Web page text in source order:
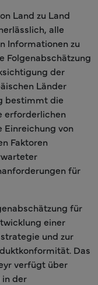
Land zu Land
alle
Informationen zu
Folgenabschätzung
der
Länder
bestimmt die
erforderlichen
von
Faktoren
für
für
einer
und zur
Das
verfügt über
in der